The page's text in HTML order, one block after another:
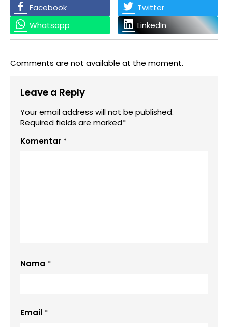
Facebook
Twitter
Whatsapp
LinkedIn
Comments are not available at the moment.
Leave a Reply
Your email address will not be published.
Required fields are marked*
Komentar *
Nama *
Email *